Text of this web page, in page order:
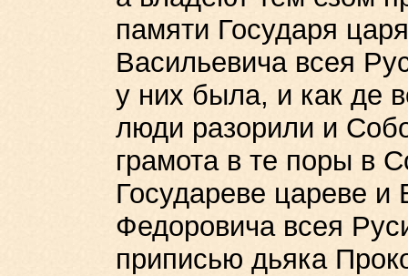
памяти Государя
Васильевича всея
у них была, и как де
люди разорили и
грамота в те поры в
Государеве цареве и
Федоровича всея
приписью дьяка